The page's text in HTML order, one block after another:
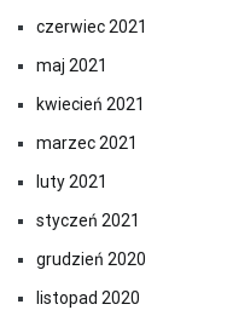
czerwiec 2021
maj 2021
kwiecień 2021
marzec 2021
luty 2021
styczeń 2021
grudzień 2020
listopad 2020